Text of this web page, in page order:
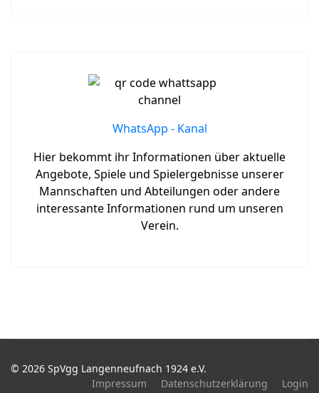
WhatsApp - Kanal
Hier bekommt ihr Informationen über aktuelle
Angebote, Spiele und Spielergebnisse unserer
Mannschaften und Abteilungen oder andere
interessante Informationen rund um unseren
Verein.
© 2026 SpVgg Langenneufnach 1924 e.V.
Impressum
Datenschutzerklärung Login